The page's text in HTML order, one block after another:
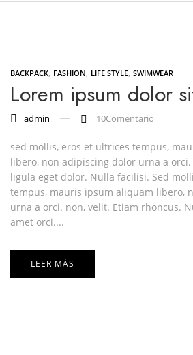
BACKPACK, FASHION, LIFE STYLE, SWIMWEAR
Lorem ipsum dolor
admin 10Comentario
sed mollis, eros et ultrices tempus,
libero, non adipiscing dolor urna a
ligula eget dolor. Nulla facilisi. Sed
tempus, mauris ipsum aliquam libero,
urna a orci. non, velit. Etiam rhoncus.
amet orci....
LEER MÁS